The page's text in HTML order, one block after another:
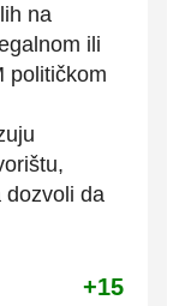
na
ili
političkom
dozvoli da
+15